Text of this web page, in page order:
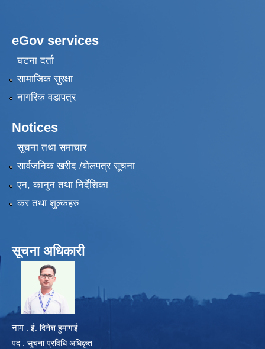
eGov services
घटना दर्ता
सामाजिक सुरक्षा
नागरिक वडापत्र
Notices
सूचना तथा समाचार
सार्वजनिक खरीद /बोलपत्र सूचना
एन, कानुन तथा निर्देशिका
कर तथा शुल्कहरु
सूचना अधिकारी
नाम : ई. दिनेश हुमागाई
पद : सूचना प्रविधि अधिकृत